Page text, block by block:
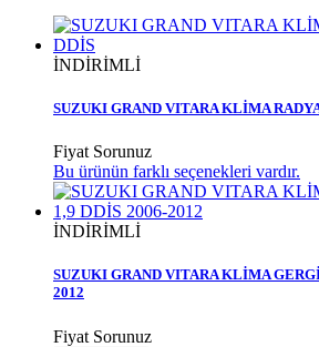
İNDİRİMLİ
SUZUKI GRAND VITARA KLİMA
Fiyat Sorunuz
Bu ürünün farklı seçenekleri vardır.
İNDİRİMLİ
SUZUKI GRAND VITARA KLİMA
2012
Fiyat Sorunuz